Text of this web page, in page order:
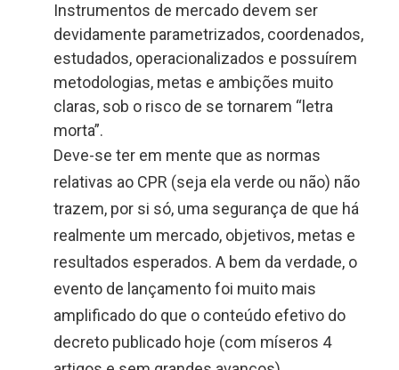
Instrumentos de mercado devem ser
devidamente parametrizados, coordenados,
estudados, operacionalizados e possuírem
metodologias, metas e ambições muito
claras, sob o risco de se tornarem “letra
morta”.
Deve-se ter em mente que as normas
relativas ao CPR (seja ela verde ou não) não
trazem, por si só, uma segurança de que há
realmente um mercado, objetivos, metas e
resultados esperados. A bem da verdade, o
evento de lançamento foi muito mais
amplificado do que o conteúdo efetivo do
decreto publicado hoje (com míseros 4